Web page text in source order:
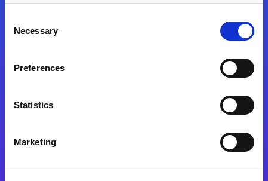
Selection
Necessary
Preferences
Statistics
Marketing
Kövessen minket!